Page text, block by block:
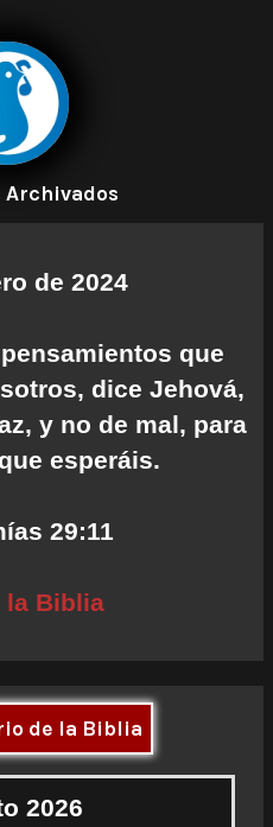
de 2024
que
dice Jehová,
y no de mal, para
esperáis.
29:11
la Biblia
de la Biblia
2026